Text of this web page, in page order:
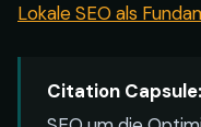
Lokale SEO als
Citation Capsule: